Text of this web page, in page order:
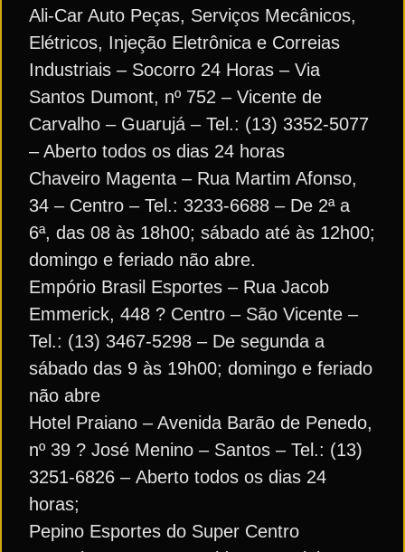
Ali-Car Auto Peças, Serviços Mecânicos,
Elétricos, Injeção Eletrônica e Correias
Industriais – Socorro 24 Horas – Via
Santos Dumont, nº 752 – Vicente de
Carvalho – Guarujá – Tel.: (13) 3352-5077
– Aberto todos os dias 24 horas
Chaveiro Magenta – Rua Martim Afonso,
34 – Centro – Tel.: 3233-6688 – De 2ª a
6ª, das 08 às 18h00; sábado até às 12h00;
domingo e feriado não abre.
Empório Brasil Esportes – Rua Jacob
Emmerick, 448 ? Centro – São Vicente –
Tel.: (13) 3467-5298 – De segunda a
sábado das 9 às 19h00; domingo e feriado
não abre
Hotel Praiano – Avenida Barão de Penedo,
nº 39 ? José Menino – Santos – Tel.: (13)
3251-6826 – Aberto todos os dias 24
horas;
Pepino Esportes do Super Centro